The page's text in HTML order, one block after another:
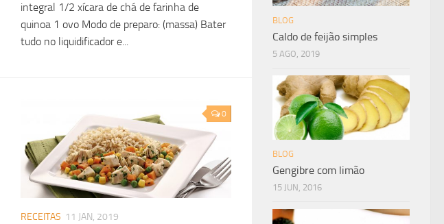
integral 1/2 xícara de chá de farinha de
quinoa 1 ovo Modo de preparo: (massa) Bater
tudo no liquidificador e...
0
RECEITAS 11 JAN, 2019
BLOG
Caldo de feijão simples
5 AGO, 2019
BLOG
Gengibre com limão
15 JUN, 2016